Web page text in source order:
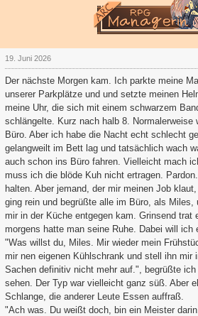
19. Juni 2026
Der nächste Morgen kam. Ich parkte meine
unserer Parkplätze und und setzte meinen
meine Uhr, die sich mit einem schwarzem
schlängelte. Kurz nach halb 8. Normalerweise
Büro. Aber ich habe die Nacht echt schlecht
gelangweilt im Bett lag und tatsächlich wach
auch schon ins Büro fahren. Vielleicht mach
muss ich die blöde Kuh nicht ertragen.
halten. Aber jemand, der mir meinen Job
ging rein und begrüßte alle im Büro, als Miles,
mir in der Küche entgegen kam. Grinsend trat
morgens hatte man seine Ruhe. Dabei will ich
"Was willst du, Miles. Mir wieder mein
mir nen eigenen Kühlschrank und stell ihn mir
Sachen definitiv nicht mehr auf.", begrüßte
sehen. Der Typ war vielleicht ganz süß. Aber
Schlange, die anderer Leute Essen auffraß.
"Ach was. Du weißt doch, bin ein Meister